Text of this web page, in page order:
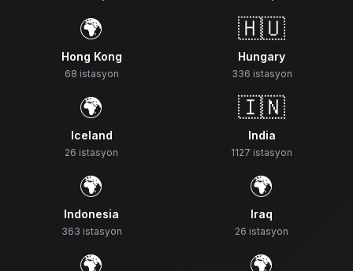
🌍
Hong Kong
68 istasyon
🇭🇺
Hungary
336 istasyon
🌍
Iceland
26 istasyon
🇮🇳
India
1127 istasyon
🌍
Indonesia
363 istasyon
🌍
Iraq
26 istasyon
🌍 🌍